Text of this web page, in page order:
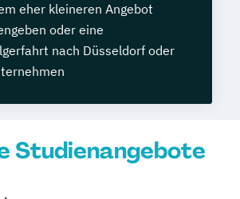
eher kleineren Angebot
oder eine
nach Düsseldorf oder
Studienangebote